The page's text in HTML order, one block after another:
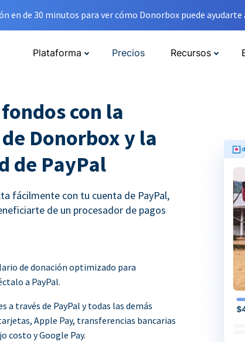
en de 30 minutos para ver cómo Donorbox puede
Plataforma Precios Recursos
con la
Donorbox y la
de PayPal
fácilmente con tu cuenta de PayPal,
de un procesador de pagos
de donación optimizado para
a PayPal.
a través de PayPal y todas las demás
Apple Pay, transferencias bancarias
costo y Google Pay.